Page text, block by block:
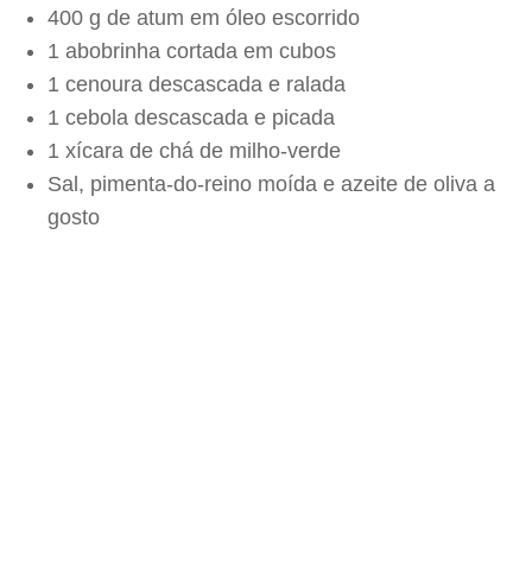
400 g de atum em óleo escorrido
1 abobrinha cortada em cubos
1 cenoura descascada e ralada
1 cebola descascada e picada
1 xícara de chá de milho-verde
Sal, pimenta-do-reino moída e azeite de oliva a
gosto